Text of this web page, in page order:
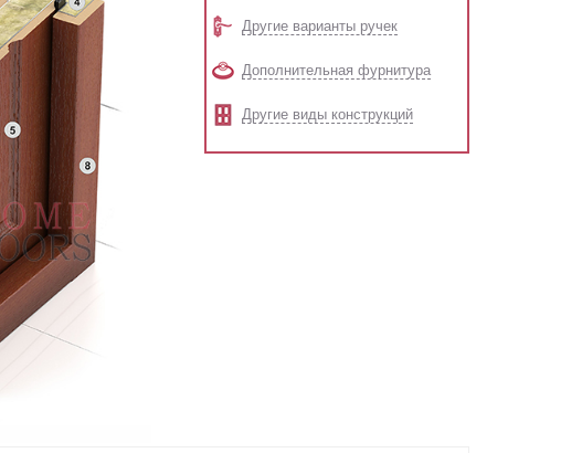
Другие варианты ручек
Дополнительная фурнитура
Другие виды конструкций